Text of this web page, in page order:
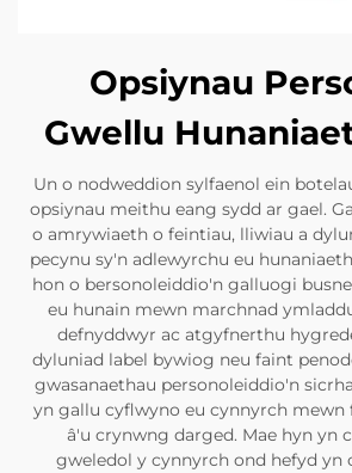
Opsiynau
Gwellu
Un o nodweddion sylfaenol ein
opsiynau meithu eang sydd ar gael.
o amrywiaeth o feintiau, lliwiau a
pecynu sy'n adlewyrchu eu
hon o bersonoleiddio'n galluogi
eu hunain mewn marchnad
defnyddwyr ac atgyfnerthu
dyluniad label bywiog neu faint
gwasanaethau personoleiddio'n
yn gallu cyflwyno eu cynnyrch mewn
â'u crynwng darged. Mae hyn yn
gweledol y cynnyrch ond hefyd yn